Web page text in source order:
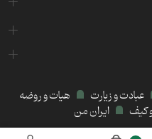
عبادت و زیارت
هیات و روضه
کیف
ایران من